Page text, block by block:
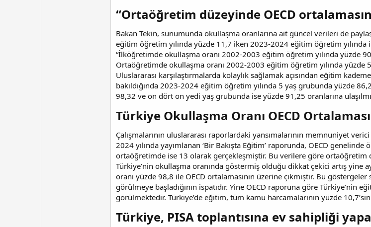
“Ortaöğretim düzeyinde OECD
Bakan Tekin, sunumunda okullaşma oranlarına ait güncel verileri de
eğitim öğretim yılında yüzde 11,7 iken 2023-2024 eğitim öğretim
“İlköğretimde okullaşma oranı 2002-2003 eğitim öğretim yılında yüzde
Ortaöğretimde okullaşma oranı 2002-2003 eğitim öğretim yılında yüzde
Uluslararası karşılaştırmalarda kolaylık sağlamak açısından eğitim
bakıldığında 2023-2024 eğitim öğretim yılında 5 yaş grubunda yüzde
98,32 ve on dört on yedi yaş grubunda ise yüzde 91,25 oranlarına
Türkiye Okullaşma Oranı OECD
Çalışmalarının uluslararası raporlardaki yansımalarının memnuniyet
2024 yılında yayımlanan ‘Bir Bakışta Eğitim’ raporunda, OECD
ortaöğretimde ise 13 olarak gerçekleşmiştir. Bu verilere göre ortaöğretim
Türkiye’nin okullaşma oranında göstermiş olduğu dikkat çekici artış yine
oranı yüzde 98,8 ile OECD ortalamasının üzerine çıkmıştır. Bu
görülmeye başladığının ispatıdır. Yine OECD raporuna göre Türkiye’nin
görülmektedir. Türkiye’de eğitim, tüm kamu harcamalarının yüzde
Türkiye, PISA toplantısına ev sahipliği